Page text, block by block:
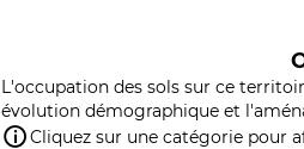
L'occupation des sols sur ce
évolution démographique et
Cliquez sur une catégorie pour